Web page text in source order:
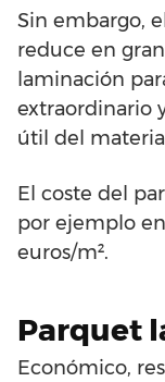
Sin embargo,
reduce en
laminación
extraordinario
útil del
El coste del
por ejemplo
euros/m².
Parquet
Económico,